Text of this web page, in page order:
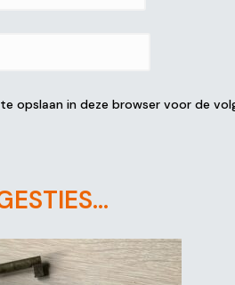
opslaan in deze browser voor de